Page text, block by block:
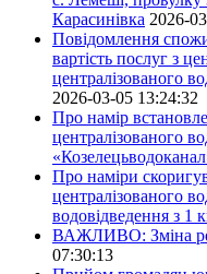
Карасинівка 2026-
Повідомлення
вартість послуг з
централізованого
2026-03-05 13:24:32
Про намір
централізованого
Про наміри
централізованого
водовідведення з 1
ВАЖЛИВО: Зміна
07:30:13